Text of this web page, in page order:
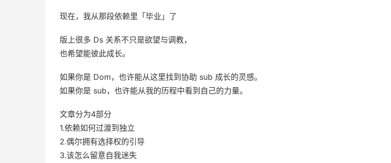
现在，我从那段依赖里「毕业」了
版上很多 Ds 关系不只是欲望与调教，
也希望能彼此成长。
如果你是 Dom，也许能从这里找到协助 sub 成长的灵感。
如果你是 sub，也许能从我的历程中看到自己的力量。
文章分为4部分
1.依赖如何过渡到独立
2.偶尔拥有选择权的引导
3.该怎么留意自我迷失